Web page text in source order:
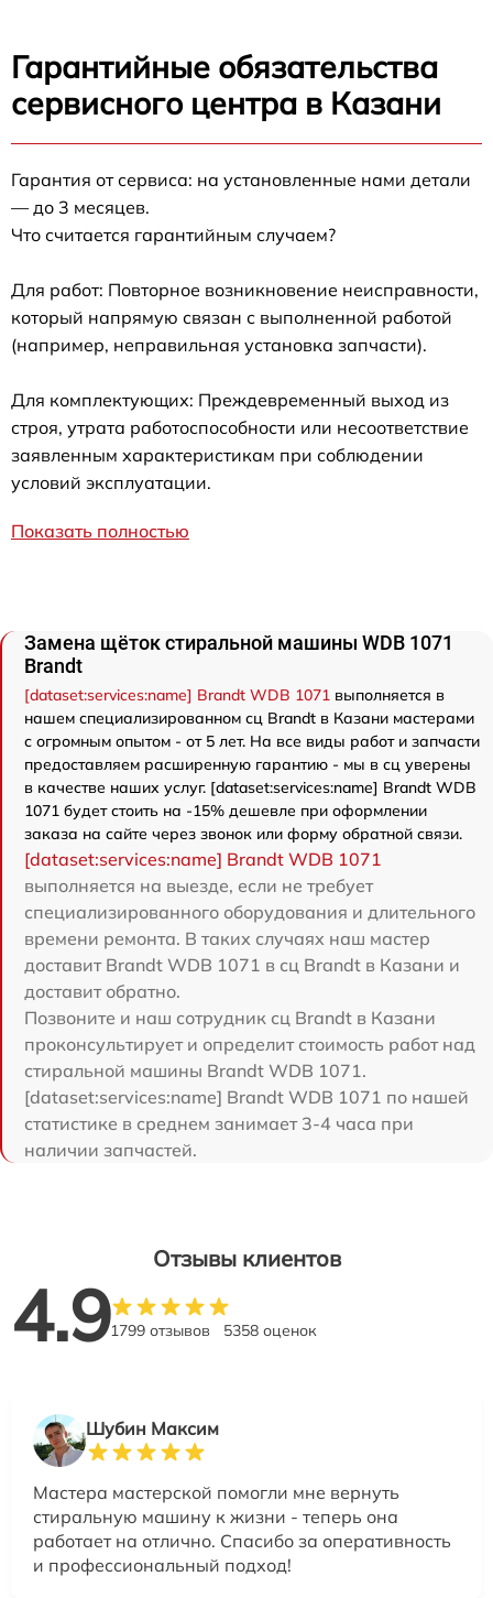
Гарантийные обязательства
сервисного центра в Казани
Гарантия от сервиса: на установленные нами детали
— до 3 месяцев.
Что считается гарантийным случаем?
Для работ: Повторное возникновение неисправности,
который напрямую связан с выполненной работой
(например, неправильная установка запчасти).
Для комплектующих: Преждевременный выход из
строя, утрата работоспособности или несоответствие
заявленным характеристикам при соблюдении
условий эксплуатации.
Показать полностью
Замена щёток стиральной машины WDB 1071
Brandt
[dataset:services:name] Brandt WDB 1071 выполняется в
нашем специализированном сц Brandt в Казани мастерами
с огромным опытом - от 5 лет. На все виды работ и запчасти
предоставляем расширенную гарантию - мы в сц уверены
в качестве наших услуг. [dataset:services:name] Brandt WDB
1071 будет стоить на -15% дешевле при оформлении
заказа на сайте через звонок или форму обратной связи.
[dataset:services:name] Brandt WDB 1071
выполняется на выезде, если не требует
специализированного оборудования и длительного
времени ремонта. В таких случаях наш мастер
доставит Brandt WDB 1071 в сц Brandt в Казани и
доставит обратно.
Позвоните и наш сотрудник сц Brandt в Казани
проконсультирует и определит стоимость работ над
стиральной машины Brandt WDB 1071.
[dataset:services:name] Brandt WDB 1071 по нашей
статистике в среднем занимает 3-4 часа при
наличии запчастей.
Отзывы клиентов
4.91799 отзывов 5358 оценок
Шубин Максим
Мастера мастерской помогли мне вернуть
стиральную машину к жизни - теперь она
работает на отлично. Спасибо за оперативность
и профессиональный подход!